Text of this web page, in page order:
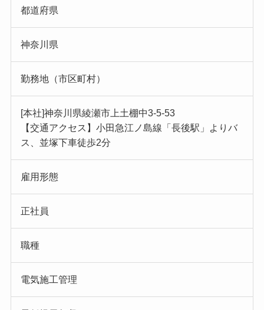
都道府県
神奈川県
勤務地（市区町村）
[本社]神奈川県綾瀬市上土棚中3-5-53
【交通アクセス】小田急江ノ島線「長後駅」よりバ
ス、並塚下車徒歩2分
雇用形態
正社員
職種
電気施工管理